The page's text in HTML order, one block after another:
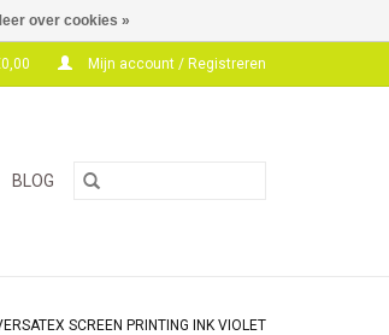
Mijn account / Registreren
BLOG
SCREEN PRINTING INK VIOLET
over cookies »